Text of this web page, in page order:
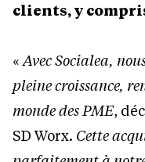
clients, y
«Avec Socialea,
pleine croissance,
monde des PME,
SD Worx. Cette